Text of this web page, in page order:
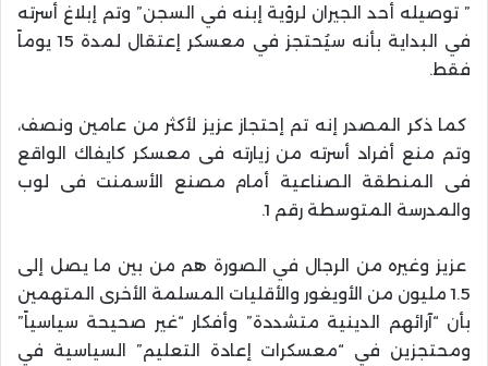
” توصيله أحد الجيران لرؤية إبنه في السجن” وتم إبلاغ أسرته
في البداية بأنه سيُحتجز في معسكر إعتقال لمدة 15 يوماً
فقط.
كما ذكر المصدر إنه تم إحتجاز عزيز لأكثر من عامين ونصف،
وتم منع أفراد أسرته من زيارته فى معسكر كايفاك الواقع
فى المنطقة الصناعية أمام مصنع الأسمنت فى لوب
والمدرسة المتوسطة رقم 1.
عزيز وغيره من الرجال في الصورة هم من بين ما يصل إلى
1.5 مليون من الأويغور والأقليات المسلمة الأخرى المتهمين
بأن “آرائهم الدينية متشددة” وأفكار “غير صحيحة سياسياً”
ومحتجزين في “معسكرات إعادة التعليم” السياسية في